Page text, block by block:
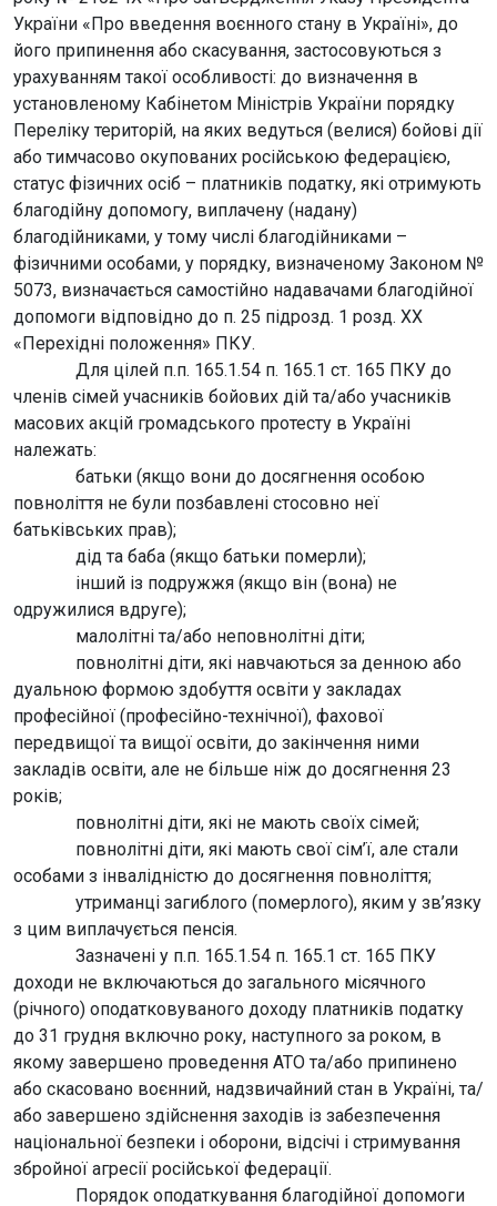
України «Про введення воєнного стану в Україні», до
його припинення або скасування, застосовуються з
урахуванням такої особливості: до визначення в
установленому Кабінетом Міністрів України порядку
Переліку територій, на яких ведуться (велися) бойові дії
або тимчасово окупованих російською федерацією,
статус фізичних осіб – платників податку, які отримують
благодійну допомогу, виплачену (надану)
благодійниками, у тому числі благодійниками –
фізичними особами, у порядку, визначеному Законом №
5073, визначається самостійно надавачами благодійної
допомоги відповідно до п. 25 підрозд. 1 розд. XX
«Перехідні положення» ПКУ.
Для цілей п.п. 165.1.54 п. 165.1 ст. 165 ПКУ до
членів сімей учасників бойових дій та/або учасників
масових акцій громадського протесту в Україні
належать:
батьки (якщо вони до досягнення особою
повноліття не були позбавлені стосовно неї
батьківських прав);
дід та баба (якщо батьки померли);
інший із подружжя (якщо він (вона) не
одружилися вдруге);
малолітні та/або неповнолітні діти;
повнолітні діти, які навчаються за денною або
дуальною формою здобуття освіти у закладах
професійної (професійно-технічної), фахової
передвищої та вищої освіти, до закінчення ними
закладів освіти, але не більше ніж до досягнення 23
років;
повнолітні діти, які не мають своїх сімей;
повнолітні діти, які мають свої сім’ї, але стали
особами з інвалідністю до досягнення повноліття;
утриманці загиблого (померлого), яким у зв’язку
з цим виплачується пенсія.
Зазначені у п.п. 165.1.54 п. 165.1 ст. 165 ПКУ
доходи не включаються до загального місячного
(річного) оподатковуваного доходу платників податку
до 31 грудня включно року, наступного за роком, в
якому завершено проведення АТО та/або припинено
або скасовано воєнний, надзвичайний стан в Україні, та/
або завершено здійснення заходів із забезпечення
національної безпеки і оборони, відсічі і стримування
збройної агресії російської федерації.
Порядок оподаткування благодійної допомоги